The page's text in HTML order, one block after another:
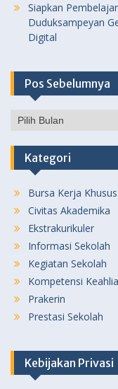
Siapkan
Duduksampeyan
Digital
Pos Sebelumnya
Pos
Kategori
Bursa Kerja Khusus
Civitas Akademika
Ekstrakurikuler
Informasi Sekolah
Kegiatan Sekolah
Kompetensi
Prakerin
Prestasi Sekolah
Kebijakan Privasi